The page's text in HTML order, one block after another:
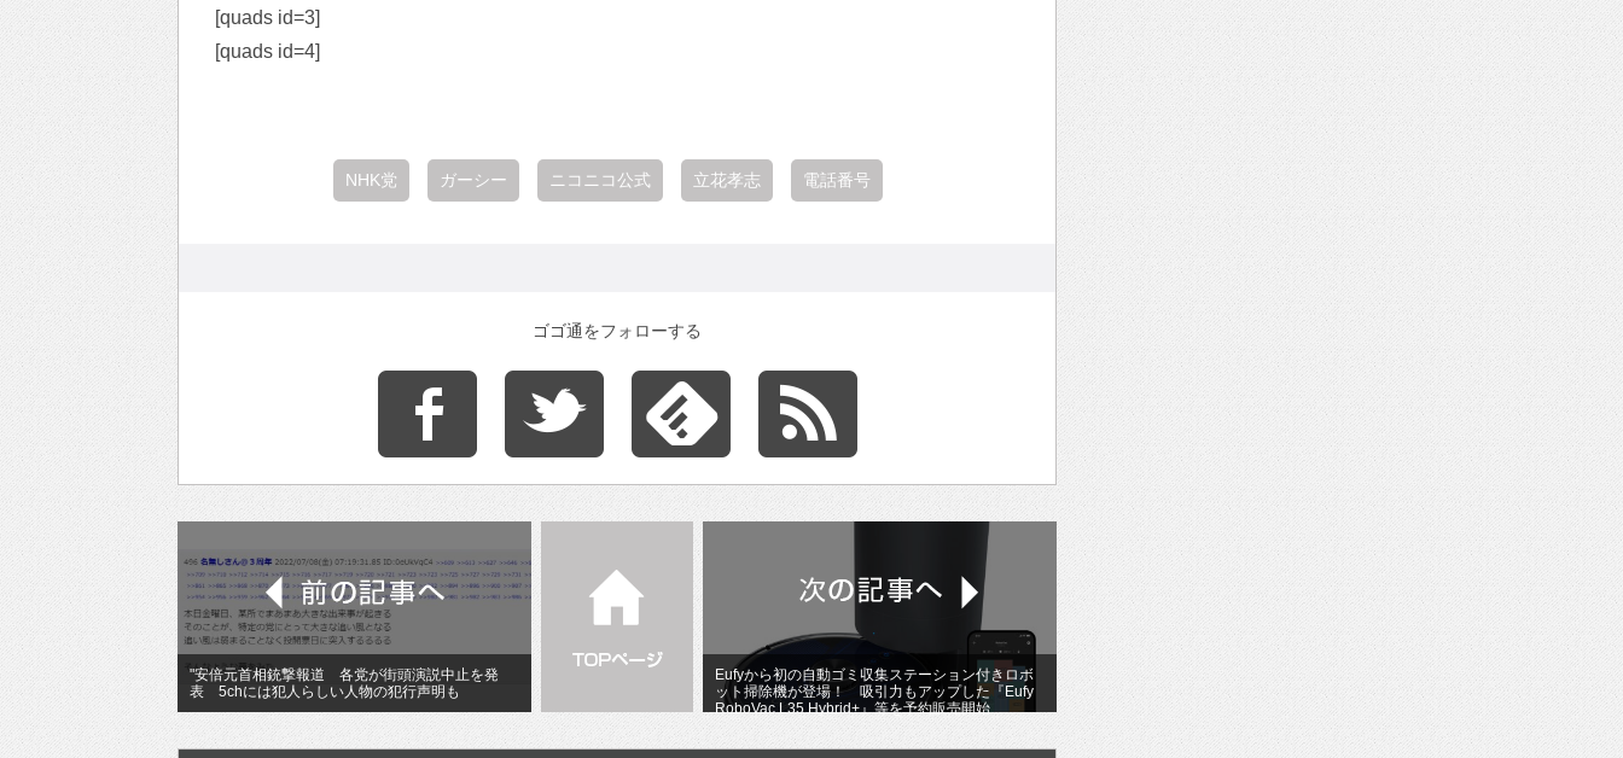
[quads id=3]
[quads id=4]
NHK党 ガーシー ニコニコ公式 立花孝志 電話番号
ゴゴ通をフォローする
"安倍元首相銃撃報道 各党が街頭演説中止を発
表 5chには犯人らしい人物の犯行声明も
Eufyから初の自動ゴミ収集ステーション付きロボ
ット掃除機が登場！ 吸引力もアップした『Eufy
RoboVac L35 Hybrid+』等を予約販売開始